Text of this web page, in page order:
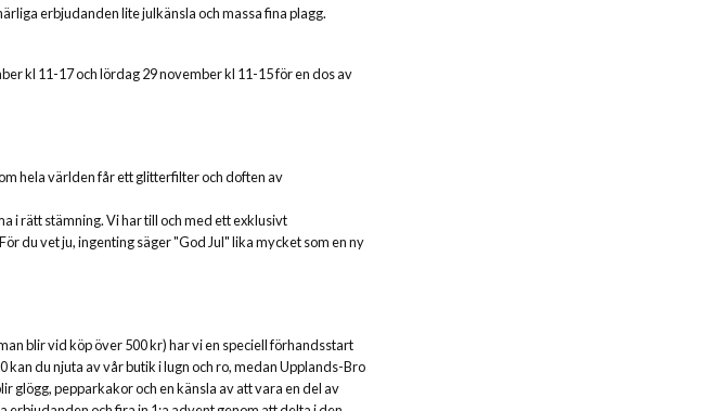
erbjudanden lite julkänsla och massa fina plagg.
kl 11-17 och lördag 29 november kl 11-15 för en dos av
hela världen får ett glitterfilter och doften av
i rätt stämning. Vi har till och med ett exklusivt
du vet ju, ingenting säger "God Jul" lika mycket som en ny
blir vid köp över 500 kr) har vi en speciell förhandsstart
du njuta av vår butik i lugn och ro, medan Upplands-Bro
glögg, pepparkakor och en känsla av att vara en del av